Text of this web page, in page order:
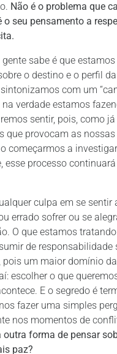
Não é o problema que
o seu pensamento a
gente sabe é que
o destino e o perfil
com um
na verdade estamos
sentir, pois, como
que provocam as nossas
começarmos a
esse processo
culpa em se sentir
errado sofrer ou se
O que estamos
de responsabilidade
pois um maior domínio
escolher o que
E o segredo é
fazer uma simples
nos momentos de
forma de pensar
paz?